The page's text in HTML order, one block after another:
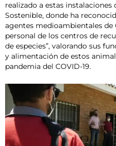
realizado a estas
Sostenible, donde ha
agentes medioambientales de
personal de los centros de
de especies”, valorando sus
y alimentación de estos
pandemia del COVID-19.